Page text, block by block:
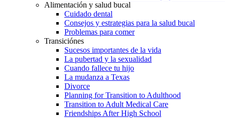
Alimentación y salud bucal
Cuidado dental
Consejos y estrategias para la salud bucal
Problemas para comer
Transiciónes
Sucesos importantes de la vida
La pubertad y la sexualidad
Cuando fallece tu hijo
La mudanza a Texas
Divorce
Planning for Transition to Adulthood
Transition to Adult Medical Care
Friendships After High School